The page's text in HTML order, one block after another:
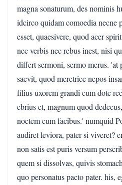
magna sonaturum, des nominis
idcirco quidam comoedia necne
esset, quaesivere, quod acer
nec verbis nec rebus inest, nisi
differt sermoni, sermo merus. 'at
saevit, quod meretrice nepos
filius uxorem grandi cum dote
ebrius et, magnum quod
noctem cum facibus.' numquid
audiret leviora, pater si viveret?
non satis est puris versum
quem si dissolvas, quivis
quo personatus pacto pater. his,